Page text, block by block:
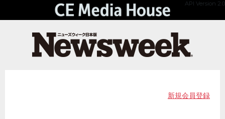
API Version 2.0
新規会員登録